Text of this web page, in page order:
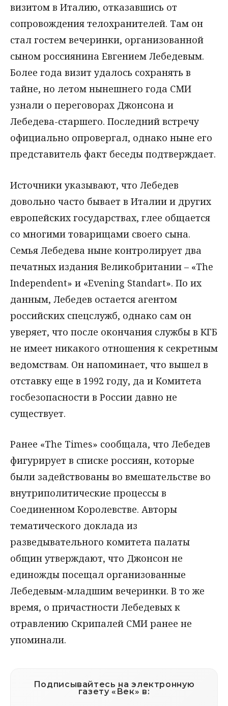
визитом в Италию, отказавшись от
сопровождения телохранителей. Там он
стал гостем вечеринки, организованной
сыном россиянина Евгением Лебедевым.
Более года визит удалось сохранять в
тайне, но летом нынешнего года СМИ
узнали о переговорах Джонсона и
Лебедева-старшего. Последний встречу
официально опровергал, однако ныне его
представитель факт беседы подтверждает.
Источники указывают, что Лебедев
довольно часто бывает в Италии и других
европейских государствах, глее общается
со многими товарищами своего сына.
Семья Лебедева ныне контролирует два
печатных издания Великобритании – «The
Independent» и «Evening Standart». По их
данным, Лебедев остается агентом
российских спецслужб, однако сам он
уверяет, что после окончания службы в КГБ
не имеет никакого отношения к секретным
ведомствам. Он напоминает, что вышел в
отставку еще в 1992 году, да и Комитета
госбезопасности в России давно не
существует.
Ранее «The Times» сообщала, что Лебедев
фигурирует в списке россиян, которые
были задействованы во вмешательстве во
внутриполитические процессы в
Соединенном Королевстве. Авторы
тематического доклада из
разведывательного комитета палаты
общин утверждают, что Джонсон не
единожды посещал организованные
Лебедевым-младшим вечеринки. В то же
время, о причастности Лебедевых к
отравлению Скрипалей СМИ ранее не
упоминали.
Подписывайтесь на электронную
газету «Век» в: